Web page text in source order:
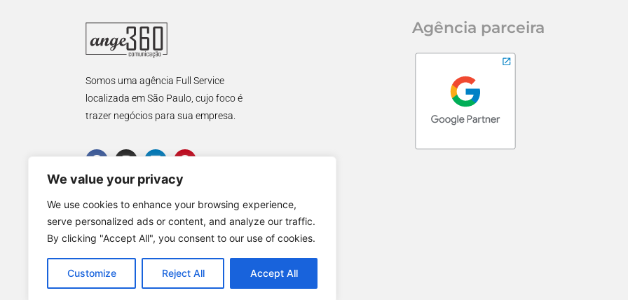
We value your privacy
We use cookies to enhance your browsing experience,
serve personalized ads or content, and analyze our traffic.
By clicking "Accept All", you consent to our use of cookies.
Customize Reject All Accept All
Somos uma agência Full Service
localizada em São Paulo, cujo foco é
trazer negócios para sua empresa.
Agência parceira